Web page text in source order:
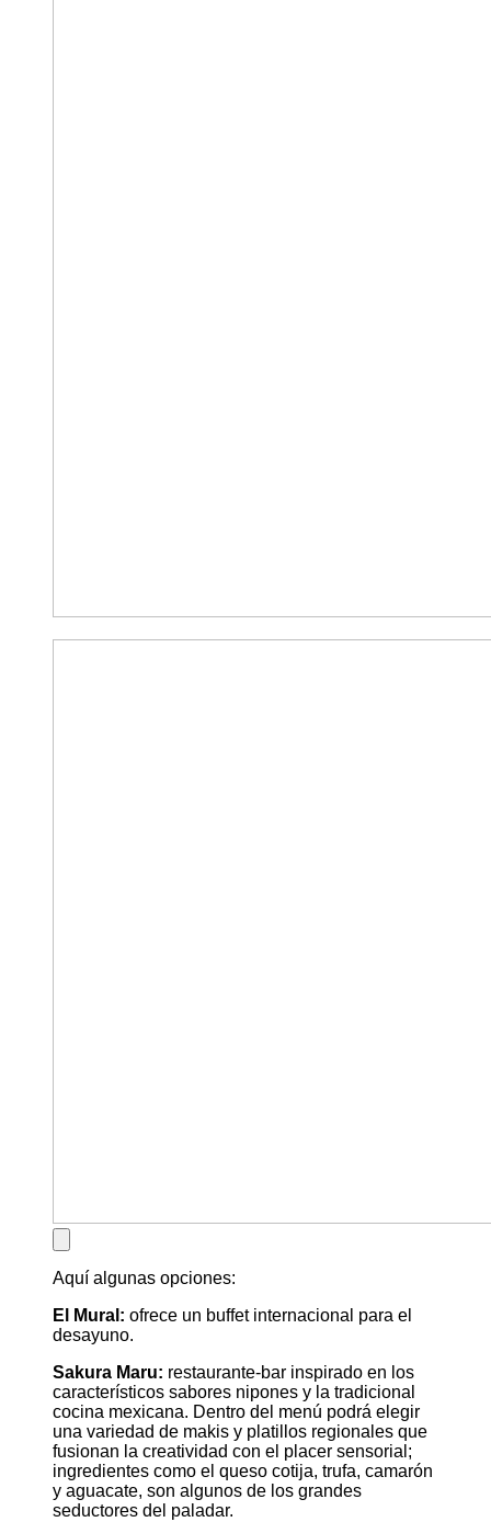
Aquí algunas opciones:
El Mural: ofrece un buffet internacional para el
desayuno.
Sakura Maru: restaurante-bar inspirado en los
característicos sabores nipones y la tradicional
cocina mexicana. Dentro del menú podrá elegir
una variedad de makis y platillos regionales que
fusionan la creatividad con el placer sensorial;
ingredientes como el queso cotija, trufa, camarón
y aguacate, son algunos de los grandes
seductores del paladar.